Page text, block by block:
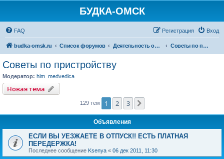
БУДКА-ОМСК
FAQ Вход
Регистрация
budka-omsk.ru Список форумов Деятельность организации Советы по пристройству
Советы по пристройству
Модератор: him_medvedica
Новая тема
129 тем 1 2 3
Объявления
ЕСЛИ ВЫ УЕЗЖАЕТЕ В ОТПУСК!! ЕСТЬ ПЛАТНАЯ
ПЕРЕДЕРЖКА!
Последнее сообщение Ksenya « 06 дек 2011, 11:30